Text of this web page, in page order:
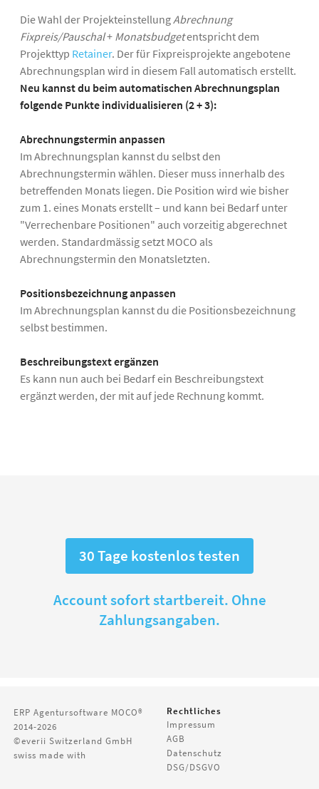
Die Wahl der Projekteinstellung Abrechnung
Fixpreis/Pauschal+ Monatsbudgetentspricht dem
Projekttyp Retainer. Der für Fixpreisprojekte angebotene
Abrechnungsplan wird in diesem Fall automatisch erstellt.
Neu kannst du beim automatischen Abrechnungsplan
folgende Punkte individualisieren (2 + 3):
Abrechnungstermin anpassen
Im Abrechnungsplan kannst du selbst den
Abrechnungstermin wählen. Dieser muss innerhalb des
betreffenden Monats liegen. Die Position wird wie bisher
zum 1. eines Monats erstellt – und kann bei Bedarf unter
"Verrechenbare Positionen" auch vorzeitig abgerechnet
werden. Standardmässig setzt MOCO als
Abrechnungstermin den Monatsletzten.
Positionsbezeichnung anpassen
Im Abrechnungsplan kannst du die Positionsbezeichnung
selbst bestimmen.
Beschreibungstext ergänzen
Es kann nun auch bei Bedarf ein Beschreibungstext
ergänzt werden, der mit auf jede Rechnung kommt.
30 Tage kostenlos testen
Account sofort startbereit. Ohne
Zahlungsangaben.
ERP Agentursoftware MOCO®
2014-2026
©everii Switzerland GmbH
swiss made with
Rechtliches
Impressum
AGB
Datenschutz
DSG/DSGVO